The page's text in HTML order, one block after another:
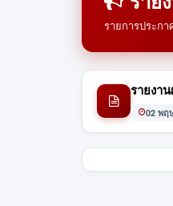
รายการประก
รายงา
02 พฤ